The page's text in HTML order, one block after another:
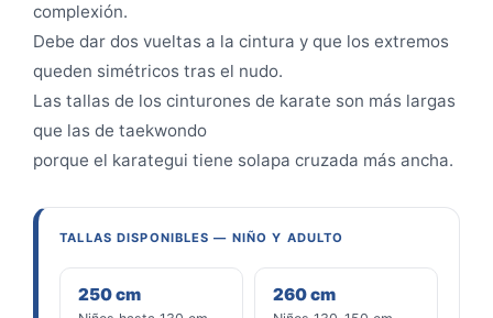
complexión.
Debe dar dos vueltas a la cintura y que los extremos
queden simétricos tras el nudo.
Las tallas de los cinturones de karate son más largas
que las de taekwondo
porque el karategui tiene solapa cruzada más ancha.
TALLAS DISPONIBLES — NIÑO Y ADULTO
250 cm 260 cm